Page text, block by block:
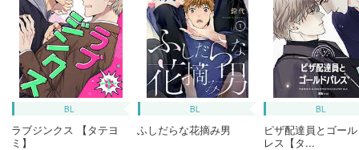
BL
ラブジンクス 【タテヨ
ミ】
BL
ふしだらな花摘み男
BL
ピザ配達員とゴー
レス【タ...